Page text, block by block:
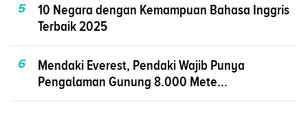
5
10 Negara dengan Kemampuan Bahasa Inggris
Terbaik 2025
6
Mendaki Everest, Pendaki Wajib Punya
Pengalaman Gunung 8.000 Mete...